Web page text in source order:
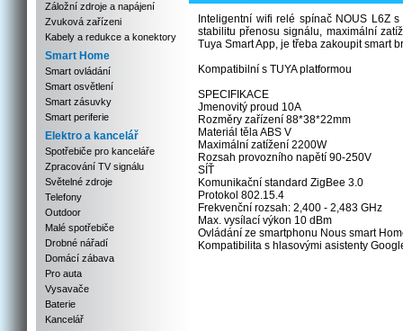
Záložní zdroje a napájení
Zvuková zařízeni
Kabely a redukce a konektory
Smart Home
Smart ovládání
Smart osvětlení
Smart zásuvky
Smart periferie
Elektro a kancelář
Spotřebiče pro kanceláře
Zpracování TV signálu
Světelné zdroje
Telefony
Outdoor
Malé spotřebiče
Drobné nářadí
Domácí zábava
Pro auta
Vysavače
Baterie
Kancelář
Inteligentní wifi relé spínač NOUS L6Z
stabilitu přenosu signálu, maximální
Tuya Smart App, je třeba zakoupit smart
Kompatibilní s TUYA platformou
SPECIFIKACE
Jmenovitý proud 10A
Rozměry zařízení 88*38*22mm
Materiál těla ABS V
Maximální zatížení 2200W
Rozsah provozního napětí 90-250V
SÍŤ
Komunikační standard ZigBee 3.0
Protokol 802.15.4
Frekvenční rozsah: 2,400 - 2,483 GHz
Max. vysílací výkon 10 dBm
Ovládání ze smartphonu Nous smart
Kompatibilita s hlasovými asistenty